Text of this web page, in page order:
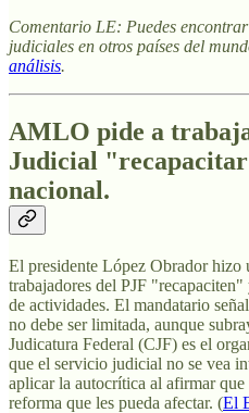
Comentario LE: Puedes
judiciales en otros países del
análisis.
AMLO pide a
Judicial
nacional.
El presidente López Obrador hizo
trabajadores del PJF
de actividades. El mandatario
no debe ser limitada, aunque
Judicatura Federal (CJF) es el
que el servicio judicial no se vea
aplicar la autocrítica al afirmar
reforma que les pueda afectar. (El